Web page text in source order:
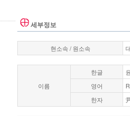
세부정보
현소속 / 원소속
이름
한글
영어
한자